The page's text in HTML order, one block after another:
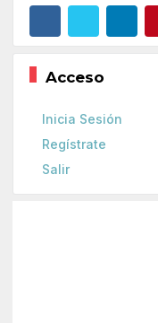
Acceso
Inicia Sesión
Regístrate
Salir